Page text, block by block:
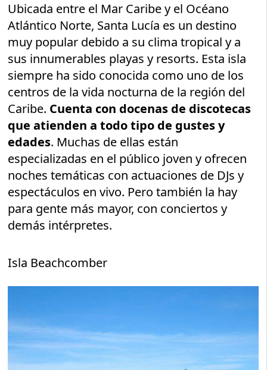
Ubicada entre el Mar Caribe y el Océano
Atlántico Norte, Santa Lucía es un destino
muy popular debido a su clima tropical y a
sus innumerables playas y resorts. Esta isla
siempre ha sido conocida como uno de los
centros de la vida nocturna de la región del
Caribe. Cuenta con docenas de discotecas
que atienden a todo tipo de gustes y
edades. Muchas de ellas están
especializadas en el público joven y ofrecen
noches temáticas con actuaciones de DJs y
espectáculos en vivo. Pero también la hay
para gente más mayor, con conciertos y
demás intérpretes.
Isla Beachcomber